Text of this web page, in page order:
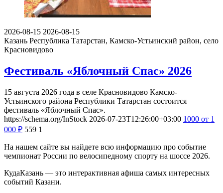
2026-08-15 2026-08-15
Казань Республика Татарстан, Камско-Устьинский район, село
Красновидово
Фестиваль «Яблочный Спас» 2026
15 августа 2026 года в селе Красновидово Камско-
Устьинского района Республики Татарстан состоится
фестиваль «Яблочный Спас».
https://schema.org/InStock 2026-07-23T12:26:00+03:00 1000 от 1
000 ₽ 559 1
На нашем сайте вы найдете всю информацию про событие
чемпионат России по велосипедному спорту на шоссе 2026.
КудаКазань — это интерактивная афиша самых интересных
событий Казани.